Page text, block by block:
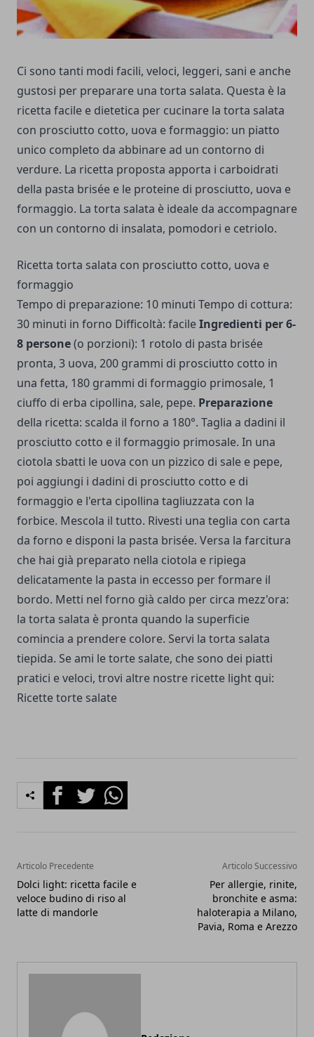
Ci sono tanti modi facili, veloci, leggeri, sani e anche
gustosi per preparare una torta salata. Questa è la
ricetta facile e dietetica per cucinare la torta salata
con prosciutto cotto, uova e formaggio: un piatto
unico completo da abbinare ad un contorno di
verdure. La ricetta proposta apporta i carboidrati
della pasta brisée e le proteine di prosciutto, uova e
formaggio. La torta salata è ideale da accompagnare
con un contorno di insalata, pomodori e cetriolo.
Ricetta torta salata con prosciutto cotto, uova e
formaggio
Tempo di preparazione: 10 minuti Tempo di cottura:
30 minuti in forno Difficoltà: facileIngredienti per 6-
8 persone(o porzioni): 1 rotolo di pasta brisée
pronta, 3 uova, 200 grammi di prosciutto cotto in
una fetta, 180 grammi di formaggio primosale, 1
ciuffo di erba cipollina, sale, pepe. Preparazione
della ricetta: scalda il forno a 180°. Taglia a dadini il
prosciutto cotto e il formaggio primosale. In una
ciotola sbatti le uova con un pizzico di sale e pepe,
poi aggiungi i dadini di prosciutto cotto e di
formaggio e l'erta cipollina tagliuzzata con la
forbice. Mescola il tutto. Rivesti una teglia con carta
da forno e disponi la pasta brisée. Versa la farcitura
che hai già preparato nella ciotola e ripiega
delicatamente la pasta in eccesso per formare il
bordo. Metti nel forno già caldo per circa mezz'ora:
la torta salata è pronta quando la superficie
comincia a prendere colore. Servi la torta salata
tiepida. Se ami le torte salate, che sono dei piatti
pratici e veloci, trovi altre nostre ricette light qui:
Ricette torte salate
FacebookTwitterWhatsapp
Articolo Precedente
Dolci light: ricetta facile e
veloce budino di riso al
latte di mandorle
Articolo Successivo
Per allergie, rinite,
bronchite e asma:
haloterapia a Milano,
Pavia, Roma e Arezzo